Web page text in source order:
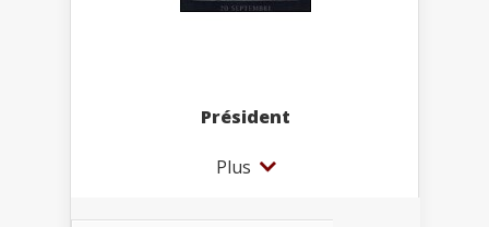
Président
Plus